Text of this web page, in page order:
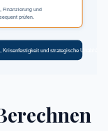
Finanzierung und
prüfen.
und strategische